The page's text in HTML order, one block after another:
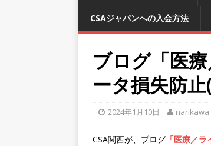
CSAジャパンへの入会方法
ブログ「医
ータ損失防止
2024年1月10日 narikawa
CSA関西が、ブログ 「医療／